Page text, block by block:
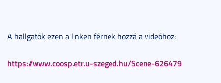
A hallgatók ezen a linken férnek hozzá a videóhoz:
https://www.coosp.etr.u-szeged.hu/Scene-626479